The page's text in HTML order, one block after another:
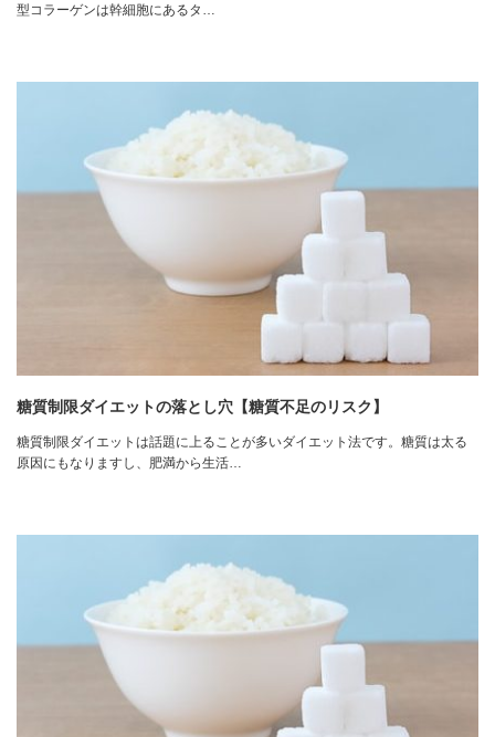
型コラーゲンは幹細胞にあるタ…
糖質制限ダイエットの落とし穴【糖質不足のリスク】
糖質制限ダイエットは話題に上ることが多いダイエット法です。糖質は太る
原因にもなりますし、肥満から生活…